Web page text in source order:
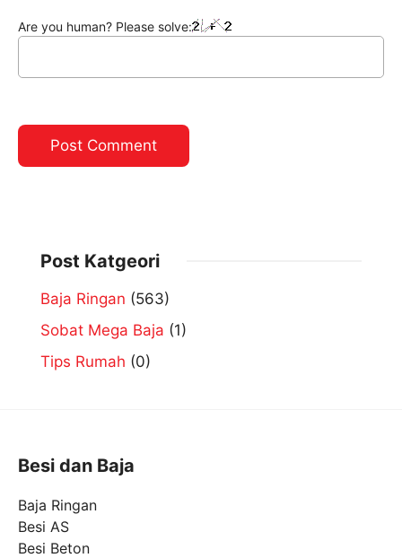
Are you human? Please solve:
Post Katgeori
Baja Ringan (563)
Sobat Mega Baja (1)
Tips Rumah (0)
Besi dan Baja
Baja Ringan
Besi AS
Besi Beton